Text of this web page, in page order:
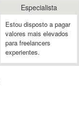
Especialista
Estou disposto a pagar
valores mais elevados
para freelancers
experientes.